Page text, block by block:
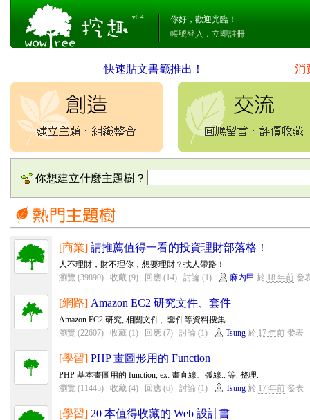
v0.4
你好，歡迎光臨！
帳號登入 ． 立即註冊
快速貼文書籤推出！ 消
你想建立什麼主題樹？
[商業] 請推薦值得一看的投資理財部落格！
人不理財，財不理你，想要理財？找人帶路！
瀏覽 (39890)
收藏 (9) 回應 (14) 討論 (1) 麻內甲 於 18 年前發
[網路] Amazon EC2 研究文件、套件
Amazon EC2 研究, 相關文件、套件等資料搜集.
瀏覽 (22607)
收藏 (1) 回應 (7) 討論 (1) Tsung於 17 年前發表
[學習] PHP 畫圖形用的 Function
PHP 基本畫圖用的 function, ex: 畫直線、弧線.. 等. 整理.
瀏覽 (11445)
收藏 (4) 回應 (6) 討論 (1) Tsung於 17 年前發表
[學習] 20 本值得收藏的 Web 設計書